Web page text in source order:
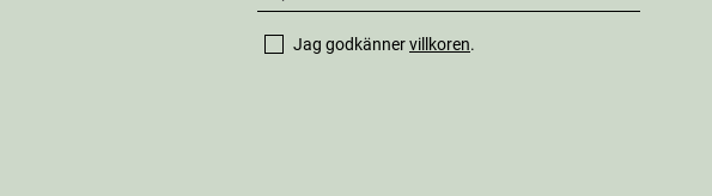
Jag godkännervillkoren.